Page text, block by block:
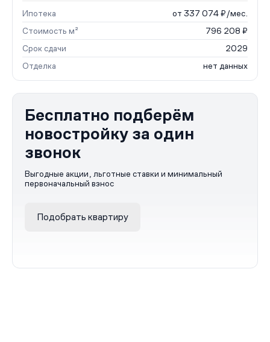
Ипотека
от 337 074 ₽/мес.
Стоимость м²
796 208 ₽
Срок сдачи
2029
Отделка
нет данных
Бесплатно подберём
новостройку за один
звонок
Выгодные акции, льготные ставки и минимальный
первоначальный взнос
Подобрать квартиру